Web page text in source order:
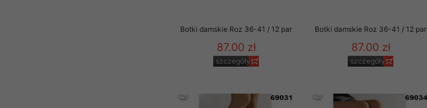
Botki damskie Roz 36-41 / 12 par
87.00 zł
szczegóły
Botki damskie Roz 36-41 / 12 par
87.00 zł
szczegóły